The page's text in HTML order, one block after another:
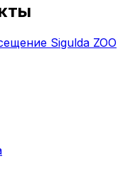
Sigulda ZOO